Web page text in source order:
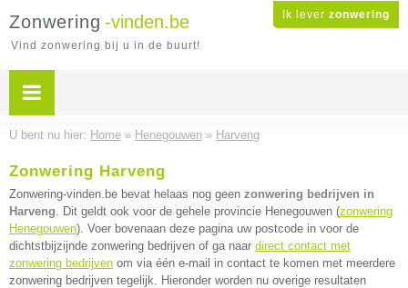
Ik lever zonwering
Zonwering -vinden.be
Vind zonwering bij u in de buurt!
U bent nu hier: Home » Henegouwen » Harveng
Zonwering Harveng
Zonwering-vinden.be bevat helaas nog geen zonwering bedrijven in
Harveng. Dit geldt ook voor de gehele provincie Henegouwen (zonwering
Henegouwen). Voer bovenaan deze pagina uw postcode in voor de
dichtstbijzijnde zonwering bedrijven of ga naar direct contact met
zonwering bedrijven om via één e-mail in contact te komen met meerdere
zonwering bedrijven tegelijk. Hieronder worden nu overige resultaten